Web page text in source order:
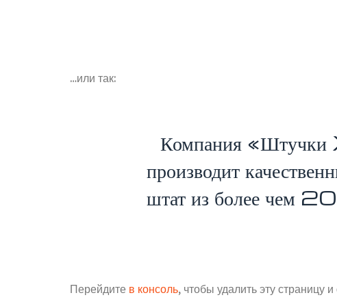
…или так:
Компания
производит
штат из более чем
Перейдите в консоль, чтобы удалить эту страницу